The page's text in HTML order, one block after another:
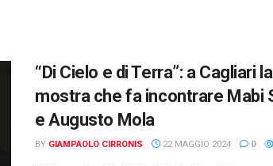
“Di Cielo e di Terra”: a Cagliari la
mostra che fa incontrare Mabi
e Augusto Mola
BY GIAMPAOLO CIRRONIS 22 MAGGIO 2024 0